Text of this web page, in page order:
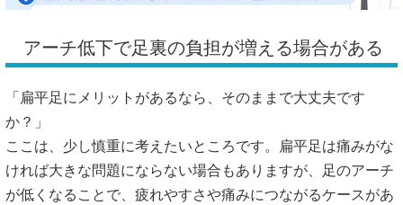
アーチ低下で足裏の負担が増える場合がある
「扁平足にメリットがあるなら、そのままで大丈夫です
か？」
ここは、少し慎重に考えたいところです。扁平足は痛みがな
ければ大きな問題にならない場合もありますが、足のアーチ
が低くなることで、疲れやすさや痛みにつながるケースがあ